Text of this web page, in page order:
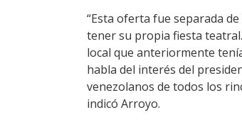
“Esta oferta fue separada
tener su propia fiesta
local que anteriormente
habla del interés del
venezolanos de todos los
indicó Arroyo.